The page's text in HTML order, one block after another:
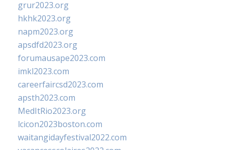
grur2023.org
hkhk2023.org
napm2023.org
apsdfd2023.org
forumausape2023.com
imkl2023.com
careerfaircsd2023.com
apsth2023.com
MedItRio2023.org
lcicon2023boston.com
waitangidayfestival2022.com